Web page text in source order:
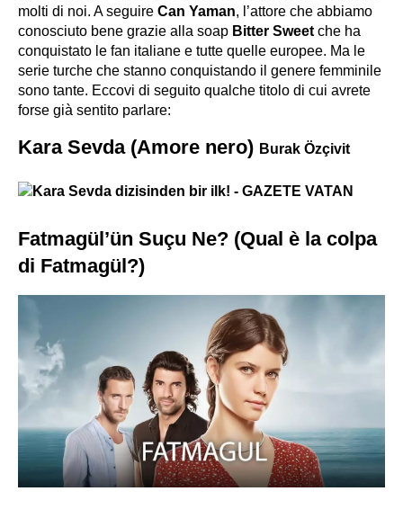
molti di noi. A seguire Can Yaman, l’attore che abbiamo
conosciuto bene grazie alla soap Bitter Sweet che ha
conquistato le fan italiane e tutte quelle europee. Ma le
serie turche che stanno conquistando il genere femminile
sono tante. Eccovi di seguito qualche titolo di cui avrete
forse già sentito parlare:
Kara Sevda (Amore nero) Burak Özçivit
Fatmagül’ün Suçu Ne? (Qual è la colpa
di Fatmagül?)